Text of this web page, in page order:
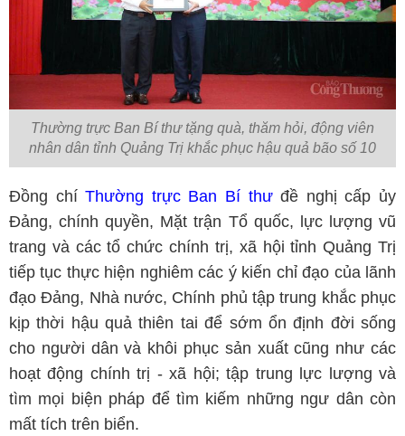
Thường trực Ban Bí thư tặng quà, thăm hỏi, động viên
nhân dân tỉnh Quảng Trị khắc phục hậu quả bão số 10
Đồng chíThường trực Ban Bí thưđề nghị cấp ủy
Đảng, chính quyền, Mặt trận Tổ quốc, lực lượng vũ
trang và các tổ chức chính trị, xã hội tỉnh Quảng Trị
tiếp tục thực hiện nghiêm các ý kiến chỉ đạo của lãnh
đạo Đảng, Nhà nước, Chính phủ tập trung khắc phục
kịp thời hậu quả thiên tai để sớm ổn định đời sống
cho người dân và khôi phục sản xuất cũng như các
hoạt động chính trị - xã hội; tập trung lực lượng và
tìm mọi biện pháp để tìm kiếm những ngư dân còn
mất tích trên biển.